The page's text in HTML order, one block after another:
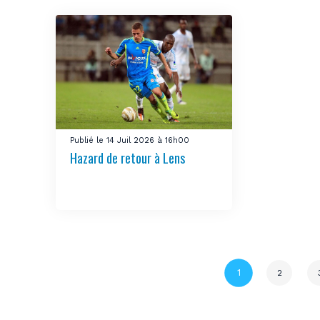
Publié le 14 Juil 2026 à 16h00
Hazard de retour à Lens
1 2